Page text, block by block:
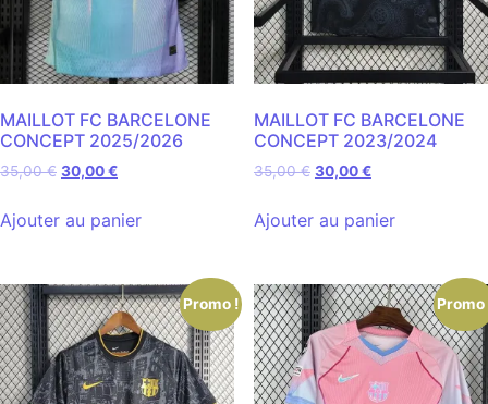
MAILLOT FC BARCELONE
CONCEPT 2025/2026
35,00€ 30,00€
Ajouter au panier
MAILLOT FC BARCELONE
CONCEPT 2023/2024
35,00€ 30,00€
Ajouter au panier
Promo ! Promo